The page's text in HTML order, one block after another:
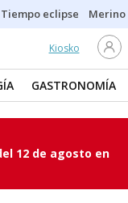
Tiempo eclipse
Kiosko
GASTRONOMÍA
12 de agosto en